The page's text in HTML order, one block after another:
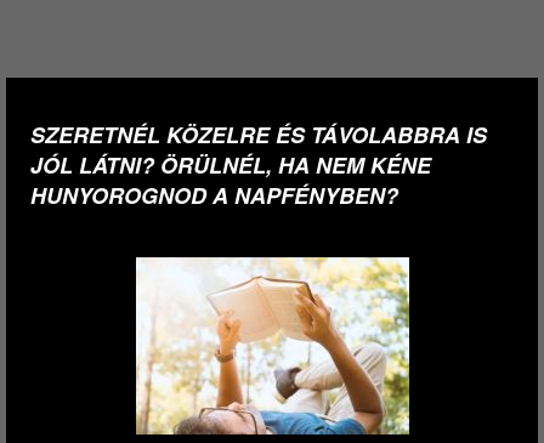
SZERETNÉL KÖZELRE ÉS TÁVOLABBRA IS
JÓL LÁTNI? ÖRÜLNÉL, HA NEM KÉNE
HUNYOROGNOD A NAPFÉNYBEN?